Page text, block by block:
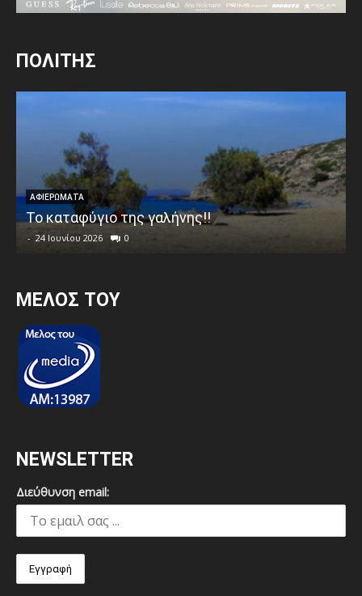
ΠΟΛΙΤΗΣ
ΑΦΙΕΡΩΜΑΤΑ
Το καταφύγιο της γαλήνης!!
- 24 Ιουνίου 2026 0
MEΛΟΣ ΤΟΥ
NEWSLETTER
Διεύθυνση email: